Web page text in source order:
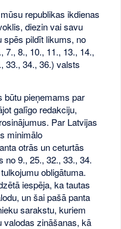
republikas ikdienas
diezin vai savu
spēs pildīt likums, no
7., 8., 10., 11., 13., 14.,
33., 34., 36.) valsts
būtu pieņemams par
galīgo redakciju,
Par Latvijas
minimālo
otrās un ceturtās
no 9., 25., 32., 33., 34.
obligātuma.
iespēja, ka tautas
un šai pašā panta
sarakstu, kuriem
valodas zināšanas, kā